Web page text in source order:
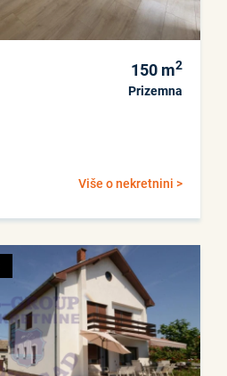
150 m2
Prizemna
Više o nekretnini >